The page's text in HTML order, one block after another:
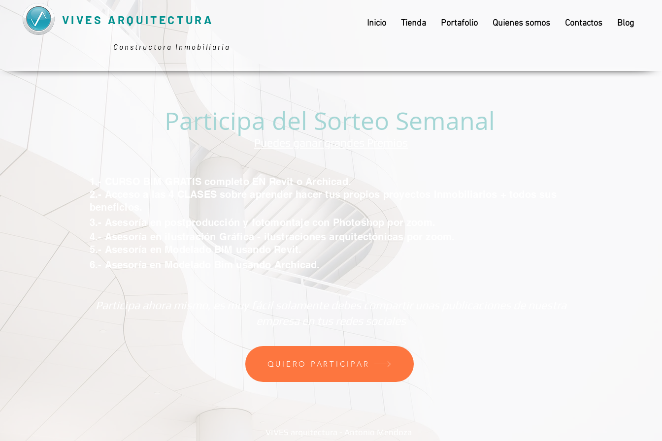
Inicio Tienda Portafolio Quienes somos Contactos Blog
VIVES ARQUITECTURA
Constructora Inmobiliaria
Participa del Sorteo Semanal
1.- CURSO BIM GRATIS completo EN Revit o Archicad.
2.- Acceso a las 4 CLASES sobre aprender hacer tus propios proyectos Inmobiliarios + todos sus
3.- Asesoría en postproducción y fotomontaje con
Photoshop por zoom
4.- Asesoría en ilustración Gráfica - ilustraciones arquitectónicas por zoom.
5.- Asesoría en Modelado BIM usando Revit.
6.-Asesoría en Modelado Bim usando Archicad.
Participa ahora mismo, es muy fácil solamente debes compartir unas publicaciones de nuestra
empresa en tus redes sociales
QUIERO PARTICIPAR
Puedes ganar grandes Premios
VIVES arquitectura - Antonio Mendoza